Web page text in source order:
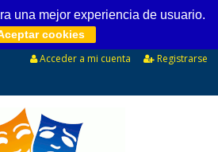
una mejor experiencia de usuario.
cookies
Acceder a mi cuenta
Registrarse